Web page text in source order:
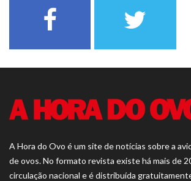
A Hora do Ovo é um site de notícias sobre a
de ovos. No formato revista existe há mais de
circulação nacional e é distribuída